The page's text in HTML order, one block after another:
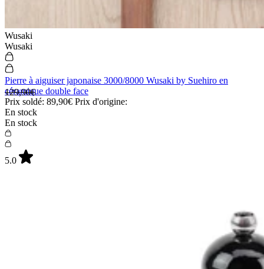
Wusaki
Wusaki
Pierre à aiguiser japonaise 3000/8000 Wusaki by Suehiro en
céramique double face
Prix soldé: 89,90€ Prix d'origine:
129,90€
En stock
En stock
5.0